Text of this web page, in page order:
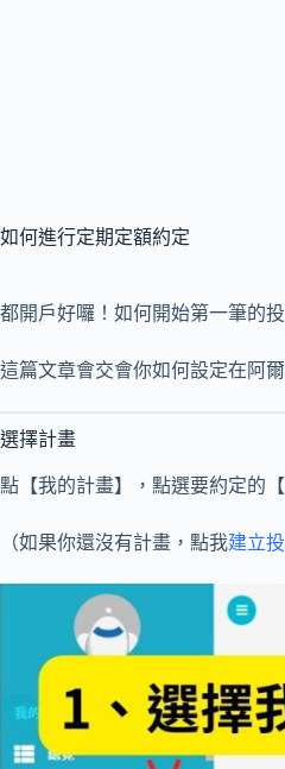
如何進行定期定額約定
都開戶好囉！如何開始第一筆的
這篇文章會交會你如何設定在阿
選擇計畫
點【我的計畫】，點選要約定的
（如果你還沒有計畫，點我建立